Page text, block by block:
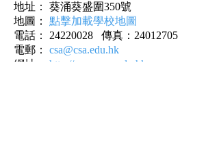
地址： 葵涌葵盛圍350號
地圖： 點擊加載學校地圖
電話： 24220028 傳真：24012705
電郵： csa@csa.edu.hk
網址： http://www.csa.edu.hk